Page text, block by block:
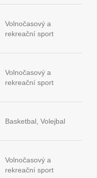
Volnočasový a
rekreační sport
Volnočasový a
rekreační sport
Basketbal, Volejbal
Volnočasový a
rekreační sport